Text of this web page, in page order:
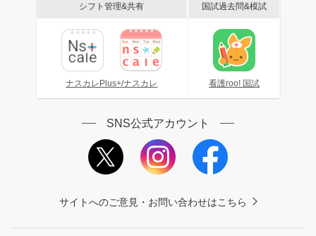
シフト管理&共有
ナスカレPlus+/ナスカレ
国試過去問&模試
看護roo! 国試
SNS公式アカウント
サイトへのご意見・お問い合わせはこちら